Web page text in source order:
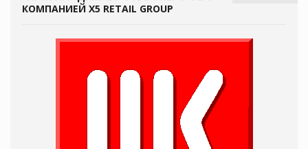
КОМПАНИЕЙ X5 RETAIL GROUP